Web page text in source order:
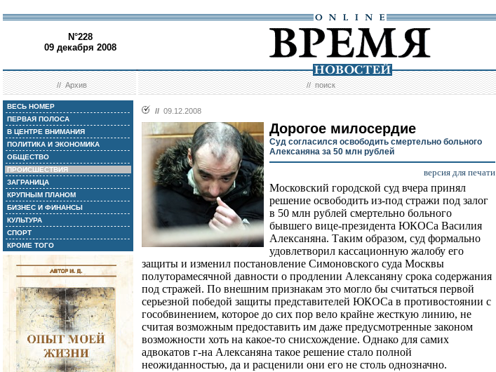
N°228
09 декабря 2008
//Архив //поиск
ВЕСЬ НОМЕР
ПЕРВАЯ ПОЛОСА
В ЦЕНТРЕ ВНИМАНИЯ
ПОЛИТИКА И ЭКОНОМИКА
ОБЩЕСТВО
ПРОИСШЕСТВИЯ
ЗАГРАНИЦА
КРУПНЫМ ПЛАНОМ
БИЗНЕС И ФИНАНСЫ
КУЛЬТУРА
СПОРТ
КРОМЕ ТОГО
// 09.12.2008
Дорогое милосердие
Суд согласился освободить смертельно больного
Алексаняна за 50 млн рублей
версия для печати
Московский городской суд вчера принял
решение освободить из-под стражи под залог
в 50 млн рублей смертельно больного
бывшего вице-президента ЮКОСа Василия
Алексаняна. Таким образом, суд формально
удовлетворил кассационную жалобу его
защиты и изменил постановление Симоновского суда Москвы
полуторамесячной давности о продлении Алексаняну срока содержания
под стражей. По внешним признакам это могло бы считаться первой
серьезной победой защиты представителей ЮКОСа в противостоянии с
гособвинением, которое до сих пор вело крайне жесткую линию, не
считая возможным предоставить им даже предусмотренные законом
возможности хоть на какое-то снисхождение. Однако для самих
адвокатов г-на Алексаняна такое решение стало полной
неожиданностью, да и расценили они его не столь однозначно.